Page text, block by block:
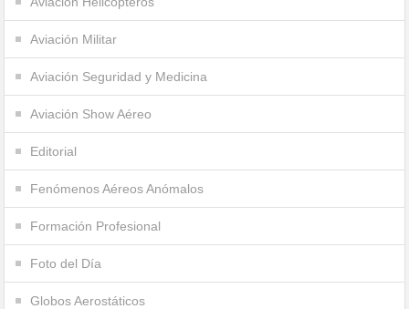
Aviación Militar
Aviación Seguridad y Medicina
Aviación Show Aéreo
Editorial
Fenómenos Aéreos Anómalos
Formación Profesional
Foto del Día
Globos Aerostáticos